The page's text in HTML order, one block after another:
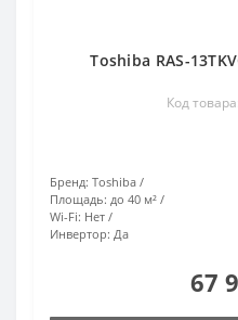
Toshiba RAS-
Код
Бренд: Toshiba
Площадь: до 40 м²
Wi-Fi: Нет
Инвертор: Да
67